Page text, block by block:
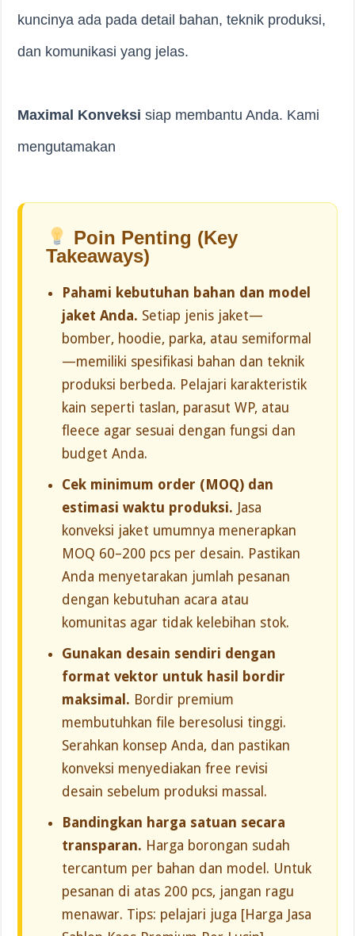
kuncinya ada pada detail bahan, teknik produksi,
dan komunikasi yang jelas.
Maximal Konveksi siap membantu Anda. Kami
mengutamakan
Poin Penting (Key
Takeaways)
Pahami kebutuhan bahan dan model
jaket Anda. Setiap jenis jaket—
bomber, hoodie, parka, atau semiformal
—memiliki spesifikasi bahan dan teknik
produksi berbeda. Pelajari karakteristik
kain seperti taslan, parasut WP, atau
fleece agar sesuai dengan fungsi dan
budget Anda.
Cek minimum order (MOQ) dan
estimasi waktu produksi. Jasa
konveksi jaket umumnya menerapkan
MOQ 60–200 pcs per desain. Pastikan
Anda menyetarakan jumlah pesanan
dengan kebutuhan acara atau
komunitas agar tidak kelebihan stok.
Gunakan desain sendiri dengan
format vektor untuk hasil bordir
maksimal. Bordir premium
membutuhkan file beresolusi tinggi.
Serahkan konsep Anda, dan pastikan
konveksi menyediakan free revisi
desain sebelum produksi massal.
Bandingkan harga satuan secara
transparan. Harga borongan sudah
tercantum per bahan dan model. Untuk
pesanan di atas 200 pcs, jangan ragu
menawar. Tips: pelajari juga [Harga Jasa